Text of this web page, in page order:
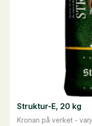
Kronan på verket -
Struktur-E, 20 kg